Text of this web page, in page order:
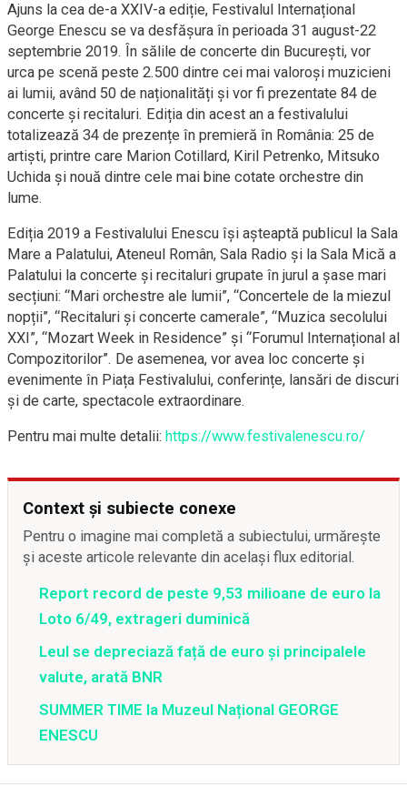
Ajuns la cea de-a XXIV-a ediție, Festivalul Internațional
George Enescu se va desfășura în perioada 31 august-22
septembrie 2019. În sălile de concerte din București, vor
urca pe scenă peste 2.500 dintre cei mai valoroși muzicieni
ai lumii, având 50 de naționalități și vor fi prezentate 84 de
concerte și recitaluri. Ediția din acest an a festivalului
totalizează 34 de prezențe în premieră în România: 25 de
artiști, printre care Marion Cotillard, Kiril Petrenko, Mitsuko
Uchida și nouă dintre cele mai bine cotate orchestre din
lume.
Ediția 2019 a Festivalului Enescu își așteaptă publicul la Sala
Mare a Palatului, Ateneul Român, Sala Radio și la Sala Mică a
Palatului la concerte și recitaluri grupate în jurul a șase mari
secțiuni: “Mari orchestre ale lumii”, “Concertele de la miezul
nopții”, “Recitaluri și concerte camerale”, “Muzica secolului
XXI”, “Mozart Week in Residence” și “Forumul Internațional al
Compozitorilor”. De asemenea, vor avea loc concerte și
evenimente în Piața Festivalului, conferințe, lansări de discuri
și de carte, spectacole extraordinare.
Pentru mai multe detalii: https://www.festivalenescu.ro/
Context și subiecte conexe
Pentru o imagine mai completă a subiectului, urmărește
și aceste articole relevante din același flux editorial.
Report record de peste 9,53 milioane de euro la
Loto 6/49, extrageri duminică
Leul se depreciază față de euro și principalele
valute, arată BNR
SUMMER TIME la Muzeul Național GEORGE
ENESCU